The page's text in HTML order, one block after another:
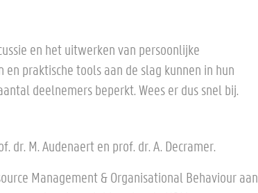
en het uitwerken van persoonlijke
praktische tools aan de slag kunnen in hun
deelnemers beperkt. Wees er dus snel bij.
M. Audenaert en prof. dr. A. Decramer.
Management & Organisational Behaviour aan